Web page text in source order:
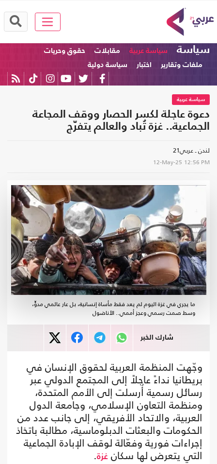
سياسة سياسة عربية مقابلات
حقوق وحريات
ملفات وتقارير
اختبار سياسة دولية
سياسة عربية
دعوة عاجلة لكسر الحصار ووقف المجاعة
الجماعية.. غزة تُباد والعالم يتفرّج
لندن ـ عربي21
12-May-25 12:56 PM
ما يجري في غزة اليوم لم يعد فقط مأساة إنسانية، بل عار عالمي مدوٍّ،
وسط صمت رسمي وعجز أممي.. الأناضول
شارك الخبر
وجّهت المنظمة العربية لحقوق الإنسان في
بريطانيا نداءً عاجلاً إلى المجتمع الدولي عبر
رسائل رسمية أُرسلت إلى الأمم المتحدة،
ومنظمة التعاون الإسلامي، وجامعة الدول
العربية، والاتحاد الأفريقي، إلى جانب عدد من
الحكومات والبعثات الدبلوماسية، مطالبة باتخاذ
إجراءات فورية وفعّالة لوقف الإبادة الجماعية
التي يتعرض لها سكان غزة.